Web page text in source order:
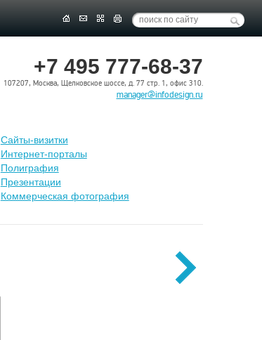
+7 495 777-68-37
107207, Москва, Щелковское шоссе, д. 77 стр. 1, офис 310.
manager@infodesign.ru
Сайты-визитки
Интернет-порталы
Полиграфия
Презентации
Коммерческая фотография